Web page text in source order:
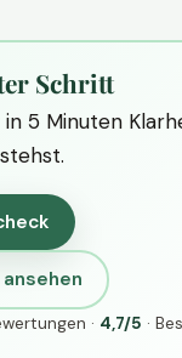
Schritt
5 Minuten
· 4,7/5 ·